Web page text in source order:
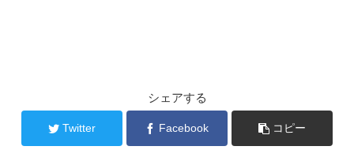
シェアする
Twitter Facebook コピー